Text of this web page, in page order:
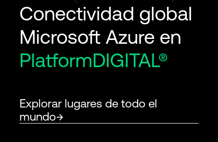
Conectividad global
Microsoft Azure en
PlatformDIGITAL®
Explorar lugares de todo el
mundo